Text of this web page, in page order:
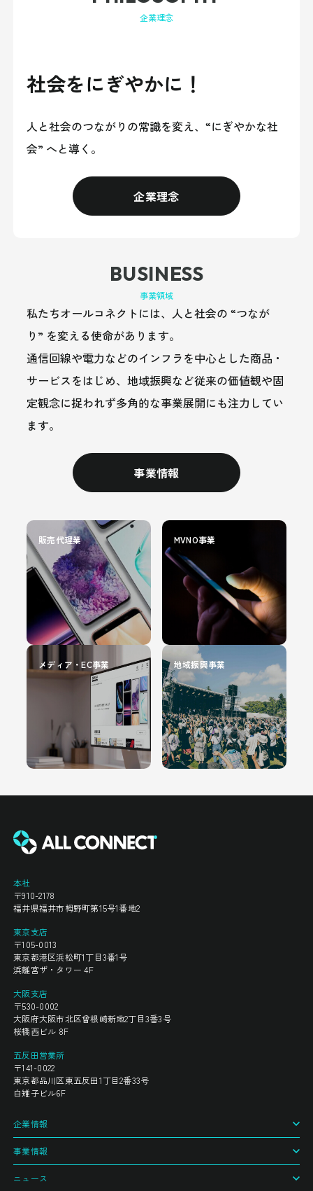
企業理念
社会をにぎやかに！
人と社会のつながりの常識を変え、“にぎやかな社
会” へと導く。
企業理念
BUSINESS
事業領域
私たちオールコネクトには、人と社会の “つなが
り” を変える使命があります。
通信回線や電力などのインフラを中心とした商品・
サービスをはじめ、地域振興など従来の価値観や固
定観念に捉われず多角的な事業展開にも注力してい
ます。
事業情報
販売代理業 MVNO事業
メディア・EC事業 地域振興事業
本社
〒910-2178
福井県福井市栂野町第15号1番地2
東京支店
〒105-0013
東京都港区浜松町1丁目3番1号
浜離宮ザ・タワー 4F
大阪支店
〒530-0002
大阪府大阪市北区曾根崎新地2丁目3番3号
桜橋西ビル 8F
五反田営業所
〒141-0022
東京都品川区東五反田1丁目2番33号
白雉子ビル6F
企業情報
事業情報
ニュース